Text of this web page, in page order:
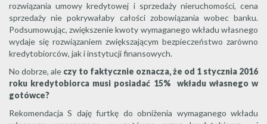
rozwiązania umowy kredytowej i sprzedaży nieruchomości, cena
sprzedaży nie pokrywałaby całości zobowiązania wobec banku.
Podsumowując, zwiększenie kwoty wymaganego wkładu własnego
wydaje się rozwiązaniem zwiększającym bezpieczeństwo zarówno
kredytobiorców, jak i instytucji finansowych.
No dobrze, ale czy to faktycznie oznacza, że od 1 stycznia 2016
roku kredytobiorca musi posiadać 15% wkładu własnego w
gotówce?
Rekomendacja S daję furtkę do obniżenia wymaganego wkładu